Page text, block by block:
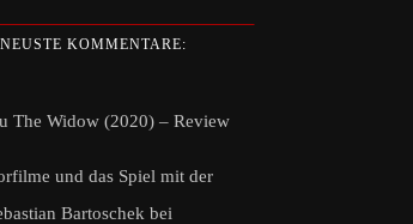
NEUSTE KOMMENTARE:
The Widow (2020) – Review
und das Spiel mit der
Bartoschek bei